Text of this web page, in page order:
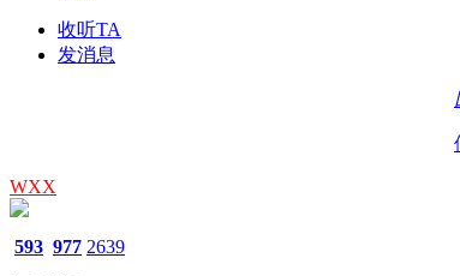
收听TA
发消息
WXX
593 977 2639